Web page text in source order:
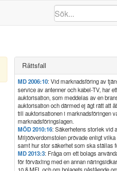
Rättsfall
MD 2006:10: Vid marknadsföring av
service av antenner och kabel-TV, har
auktorisation, som meddelas av en
auktorisation och därmed ej ägt rätt att
till auktorisationen i marknadsföringen
marknadsföringslagen.
MÖD 2010:16: Säkerhetens storlek vid
Miljööverdomstolen prövade enligt
samt hur stor säkerhet som ska ställas
MD 2013:3: Fråga om ett bolags
för förväxling med en annan